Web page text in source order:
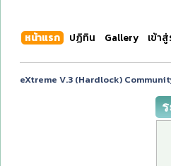
หน้าแรก ปฏิทิน Gallery เข้า
eXtreme V.3 (Hardlock)